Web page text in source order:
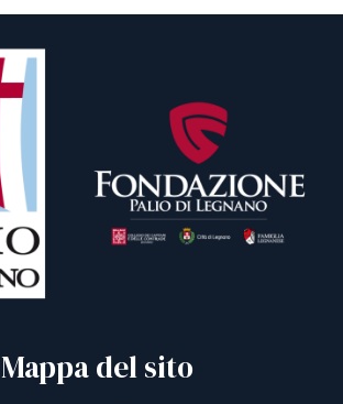
Mappa del sito